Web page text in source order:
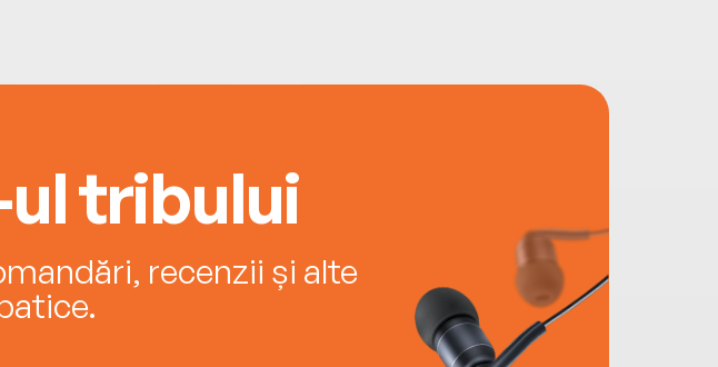
tribului
recenzii și alte